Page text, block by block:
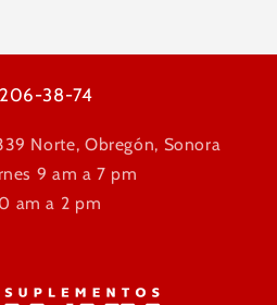
38-74
Norte, Obregón, Sonora
9 am a 7 pm
am a 2 pm